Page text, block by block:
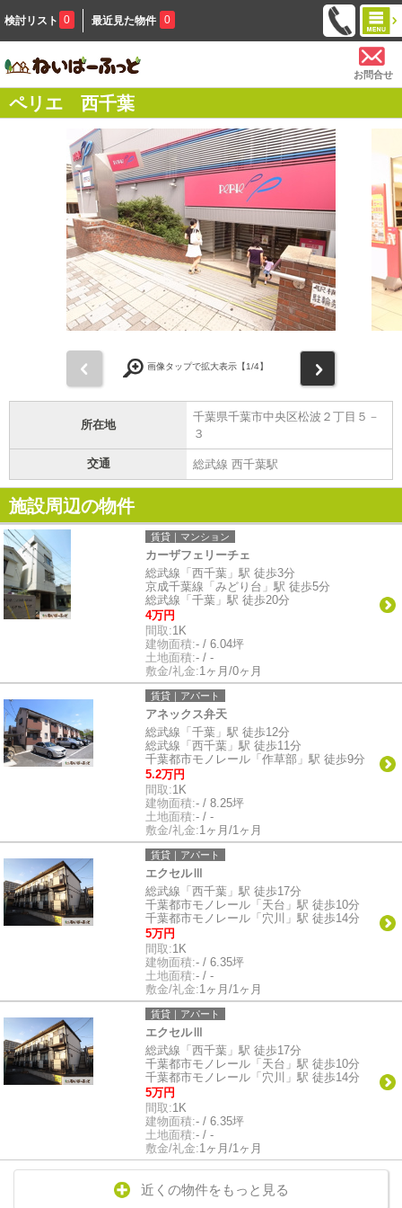
検討リスト 0 最近見た物件 0
お問合せ
ペリエ 西千葉
画像タップで拡大表示【1/4】
所在地
千葉県千葉市中央区松波２丁目５－
３
交通 総武線 西千葉駅
施設周辺の物件
賃貸｜マンション
カーザフェリーチェ
総武線「西千葉」駅 徒歩3分
京成千葉線「みどり台」駅 徒歩5分
総武線「千葉」駅 徒歩20分
4万円
間取:1K
建物面積:- / 6.04坪
土地面積:- / -
敷金/礼金:1ヶ月/0ヶ月
賃貸｜アパート
アネックス弁天
総武線「千葉」駅 徒歩12分
総武線「西千葉」駅 徒歩11分
千葉都市モノレール「作草部」駅 徒歩9分
5.2万円
間取:1K
建物面積:- / 8.25坪
土地面積:- / -
敷金/礼金:1ヶ月/1ヶ月
賃貸｜アパート
エクセルⅢ
総武線「西千葉」駅 徒歩17分
千葉都市モノレール「天台」駅 徒歩10分
千葉都市モノレール「穴川」駅 徒歩14分
5万円
間取:1K
建物面積:- / 6.35坪
土地面積:- / -
敷金/礼金:1ヶ月/1ヶ月
賃貸｜アパート
エクセルⅢ
総武線「西千葉」駅 徒歩17分
千葉都市モノレール「天台」駅 徒歩10分
千葉都市モノレール「穴川」駅 徒歩14分
5万円
間取:1K
建物面積:- / 6.35坪
土地面積:- / -
敷金/礼金:1ヶ月/1ヶ月
近くの物件をもっと見る